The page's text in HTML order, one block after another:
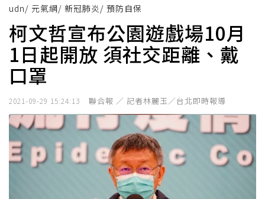
udn/ 元氣網/ 新冠肺炎 / 預防自保
柯文哲宣布公園遊戲場10月
1日起開放 須社交距離、戴
口罩
2021-09-29 15:24:13 聯合報 ／ 記者林麗玉／台北即時報導